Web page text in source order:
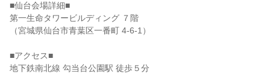
■仙台会場詳細■
第一生命タワービルディング ７階
（宮城県仙台市青葉区一番町 4-6-1）
■アクセス■
地下鉄南北線 勾当台公園駅 徒歩５分